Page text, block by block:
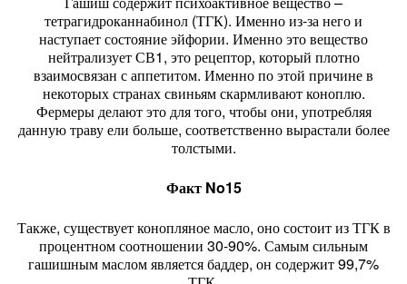
тетрагидроканнабинол (ТГК). Именно из-за него и
наступает состояние эйфории. Именно это вещество
нейтрализует СВ1, это рецептор, который плотно
взаимосвязан с аппетитом. Именно по этой причине в
некоторых странах свиньям скармливают коноплю.
Фермеры делают это для того, чтобы они, употребляя
данную траву ели больше, соответственно вырастали более
толстыми.
Факт No15
Также, существует конопляное масло, оно состоит из ТГК в
процентном соотношении 30-90%. Самым сильным
гашишным маслом является баддер, он содержит 99,7%